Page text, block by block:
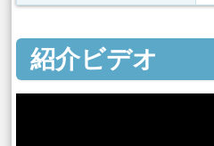
紹介ビデオ